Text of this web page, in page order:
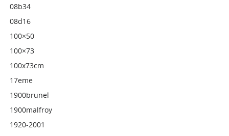
08b34
08d16
100×50
100×73
100x73cm
17eme
1900brunel
1900malfroy
1920-2001